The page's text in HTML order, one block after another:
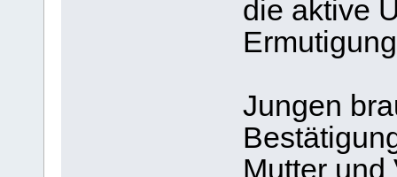
die aktive
Jungen
Mutter und